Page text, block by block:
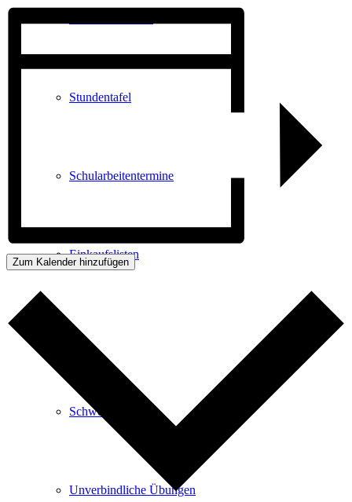
Stundentafel
Schularbeitentermine
Einkaufslisten
Schwerpunkte
Unverbindliche Übungen
Zum Kalender hinzufügen